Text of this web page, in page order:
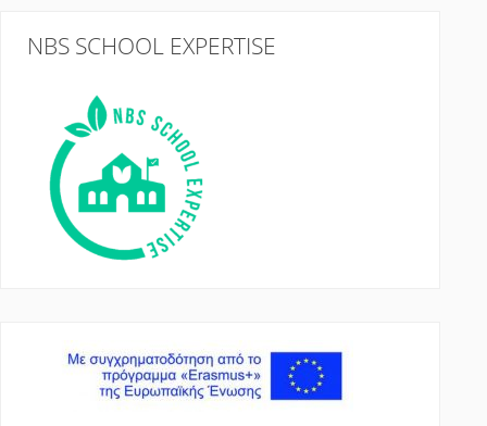
NBS SCHOOL EXPERTISE